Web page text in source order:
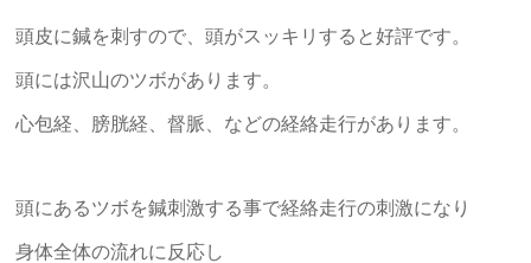
頭皮に鍼を刺すので、頭がスッキリすると好評です。
頭には沢山のツボがあります。
心包経、膀胱経、督脈、などの経絡走行があります。
頭にあるツボを鍼刺激する事で経絡走行の刺激になり
身体全体の流れに反応し